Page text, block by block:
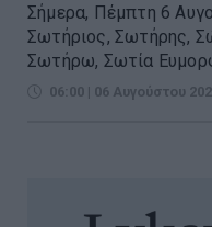
Σήμερα, Πέμπτη 6
Σωτήριος, Σωτήρης,
Σωτήρω, Σωτία
06:00 | 06 Αυγούστου